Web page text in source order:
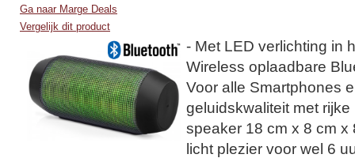
Ga naar Marge Deals
Vergelijk dit product
- Met LED verlichting in
Wireless oplaadbare
Voor alle Smartphones
geluidskwaliteit met
speaker 18 cm x 8 cm x
licht plezier voor wel 6